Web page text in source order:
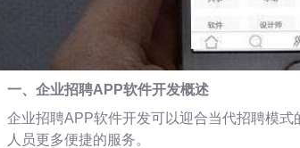
一、企业招聘APP软件开发概述
企业招聘APP软件开发可以迎合当代招聘模
人员更多便捷的服务。